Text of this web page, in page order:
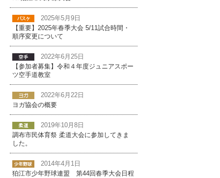
2025年5月9日
【重要】2025年春季大会 5/11試合時間・
順序変更について
2022年6月25日
【参加者募集】令和４年度ジュニアスポー
ツ空手道教室
2022年6月22日
ヨガ協会の概要
2019年10月8日
調布市民体育祭 柔道大会に参加してきま
した。
2014年4月1日
狛江市少年野球連盟 第44回春季大会日程